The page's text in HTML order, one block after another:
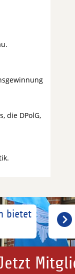
die DPolG,
bietet